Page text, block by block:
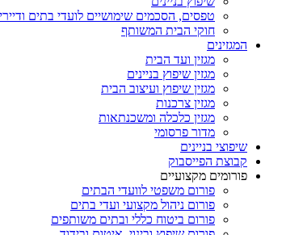
טפסים, הסכמים שימושיים לועדי בתים
חוקי הבית המשותף
המגזינים
מגזין ועד הבית
מגזין שיפוץ בניינים
מגזין שיפוץ ועיצוב הבית
מגזין צרכנות
מגזין כלכלה ומשכנתאות
מדור פרסומי
שיפוצי בניינים
קבוצת הפייסבוק
פורומים מקצועיים
פורום משפטי לוועדי הבתים
פורום ניהול מקצועי ועדי בתים
פורום ביטוח כללי ובתים משותפים